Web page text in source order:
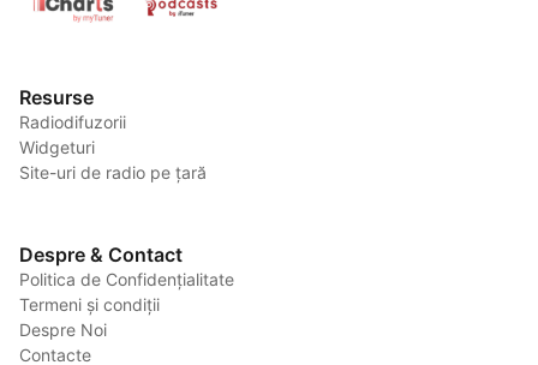
Resurse
Radiodifuzorii
Widgeturi
Site-uri de radio pe țară
Despre & Contact
Politica de Confidențialitate
Termeni și condiții
Despre Noi
Contacte